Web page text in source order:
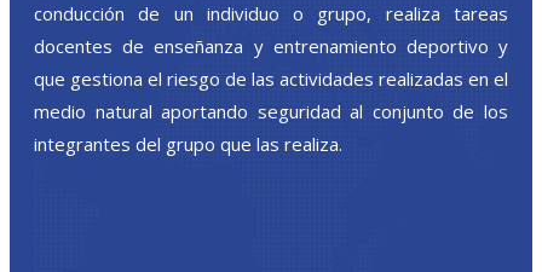
conducción de un individuo o grupo, realiza tareas
docentes de enseñanza y entrenamiento deportivo y
que gestiona el riesgo de las actividades realizadas en el
medio natural aportando seguridad al conjunto de los
integrantes del grupo que las realiza.